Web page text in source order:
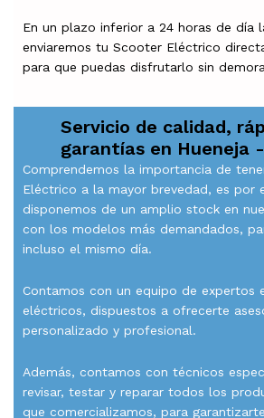
En un plazo inferior a 24 horas de día
enviaremos tu Scooter Eléctrico
para que puedas disfrutarlo sin demora
Servicio de calidad,
garantías en Hueneja
Comprendemos la importancia de
Eléctrico a la mayor brevedad, es por
disponemos de un amplio stock en
con los modelos más demandados,
incluso el mismo día.
Contamos con un equipo de expertos
eléctricos, dispuestos a ofrecerte
personalizado y profesional.
Además, contamos con técnicos
revisar, testar y reparar todos los
que comercializamos, para